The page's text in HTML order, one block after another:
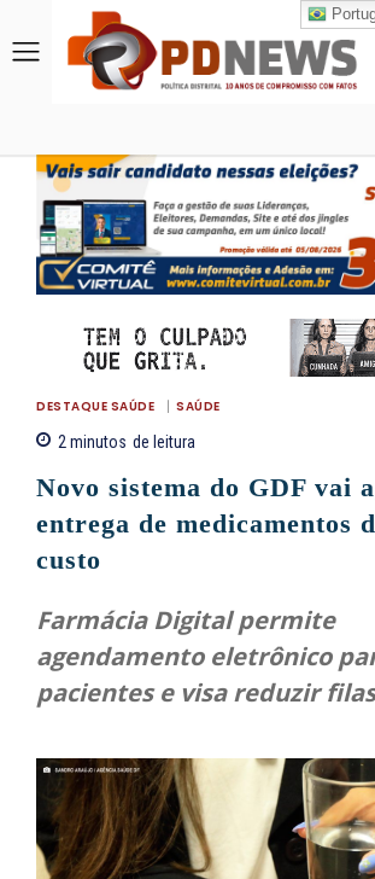
DESTAQUE SAÚDE SAÚDE
2minutos de leitura
Novo sistema do GDF vai
entrega de medicamentos
custo
Farmácia Digital permite
agendamento eletrônico
pacientes e visa reduzir filas